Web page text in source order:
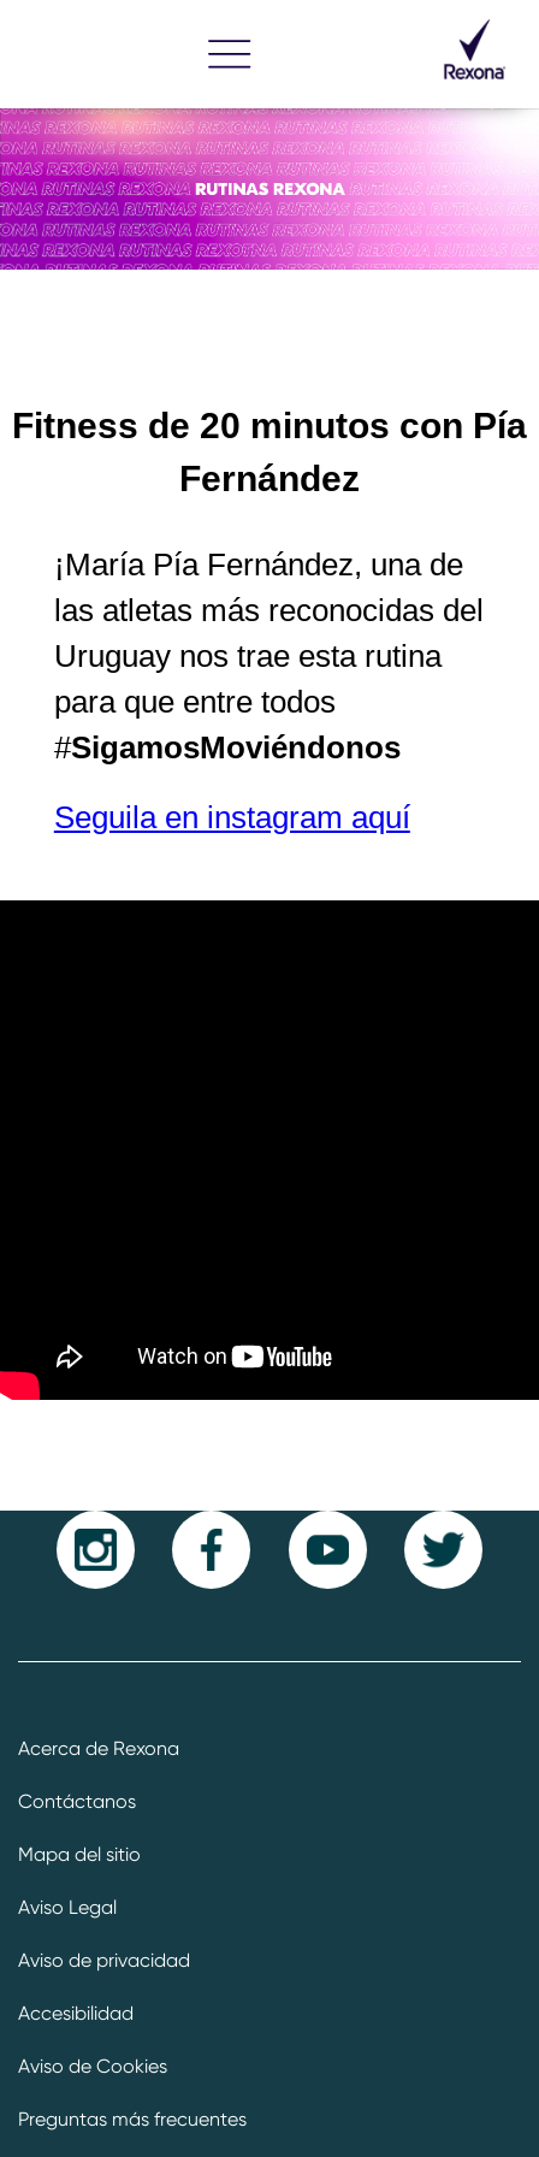
Fitness de 20 minutos con Pía
Fernández
¡María Pía Fernández, una de
las atletas más reconocidas del
Uruguay nos trae esta rutina
para que entre todos
#SigamosMoviéndonos
Seguila en instagram aquí
Acerca de Rexona
Contáctanos
Mapa del sitio
Aviso Legal
Aviso de privacidad
Preferencias de cookies
Accesibilidad
Aviso de Cookies